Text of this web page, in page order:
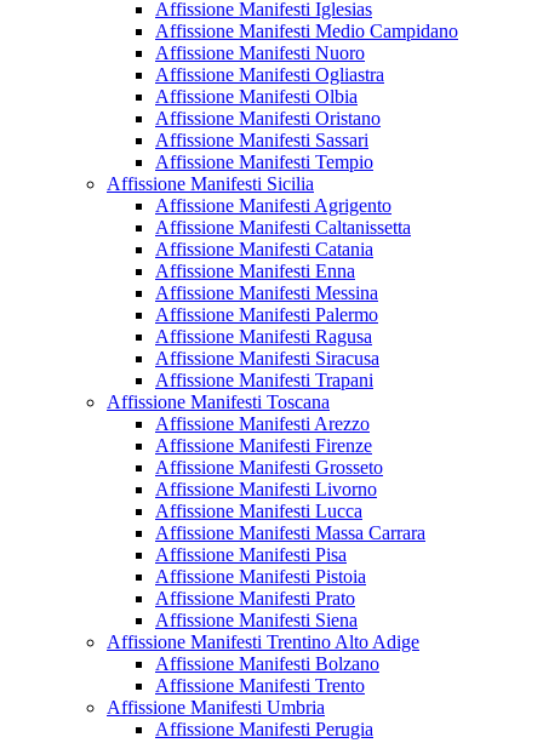
Affissione Manifesti Iglesias
Affissione Manifesti Medio Campidano
Affissione Manifesti Nuoro
Affissione Manifesti Ogliastra
Affissione Manifesti Olbia
Affissione Manifesti Oristano
Affissione Manifesti Sassari
Affissione Manifesti Tempio
Affissione Manifesti Sicilia
Affissione Manifesti Agrigento
Affissione Manifesti Caltanissetta
Affissione Manifesti Catania
Affissione Manifesti Enna
Affissione Manifesti Messina
Affissione Manifesti Palermo
Affissione Manifesti Ragusa
Affissione Manifesti Siracusa
Affissione Manifesti Trapani
Affissione Manifesti Toscana
Affissione Manifesti Arezzo
Affissione Manifesti Firenze
Affissione Manifesti Grosseto
Affissione Manifesti Livorno
Affissione Manifesti Lucca
Affissione Manifesti Massa Carrara
Affissione Manifesti Pisa
Affissione Manifesti Pistoia
Affissione Manifesti Prato
Affissione Manifesti Siena
Affissione Manifesti Trentino Alto Adige
Affissione Manifesti Bolzano
Affissione Manifesti Trento
Affissione Manifesti Umbria
Affissione Manifesti Perugia